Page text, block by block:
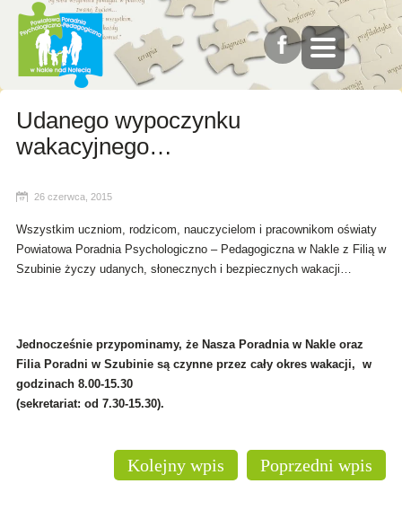
Udanego wypoczynku
wakacyjnego…
26 czerwca, 2015
Wszystkim uczniom, rodzicom, nauczycielom i pracownikom oświaty
Powiatowa Poradnia Psychologiczno – Pedagogiczna w Nakle z Filią w
Szubinie życzy udanych, słonecznych i bezpiecznych wakacji…
Jednocześnie przypominamy, że Nasza Poradnia w Nakle oraz
Filia Poradni w Szubinie są czynne przez cały okres wakacji, w
godzinach 8.00-15.30
(sekretariat: od 7.30-15.30).
Poprzedni wpis
Kolejny wpis